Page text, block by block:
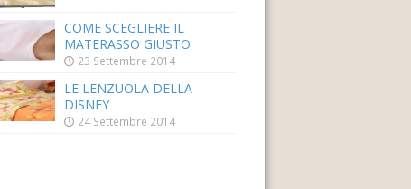
COME SCEGLIERE IL
MATERASSO GIUSTO
23 Settembre 2014
LE LENZUOLA DELLA
DISNEY
24 Settembre 2014